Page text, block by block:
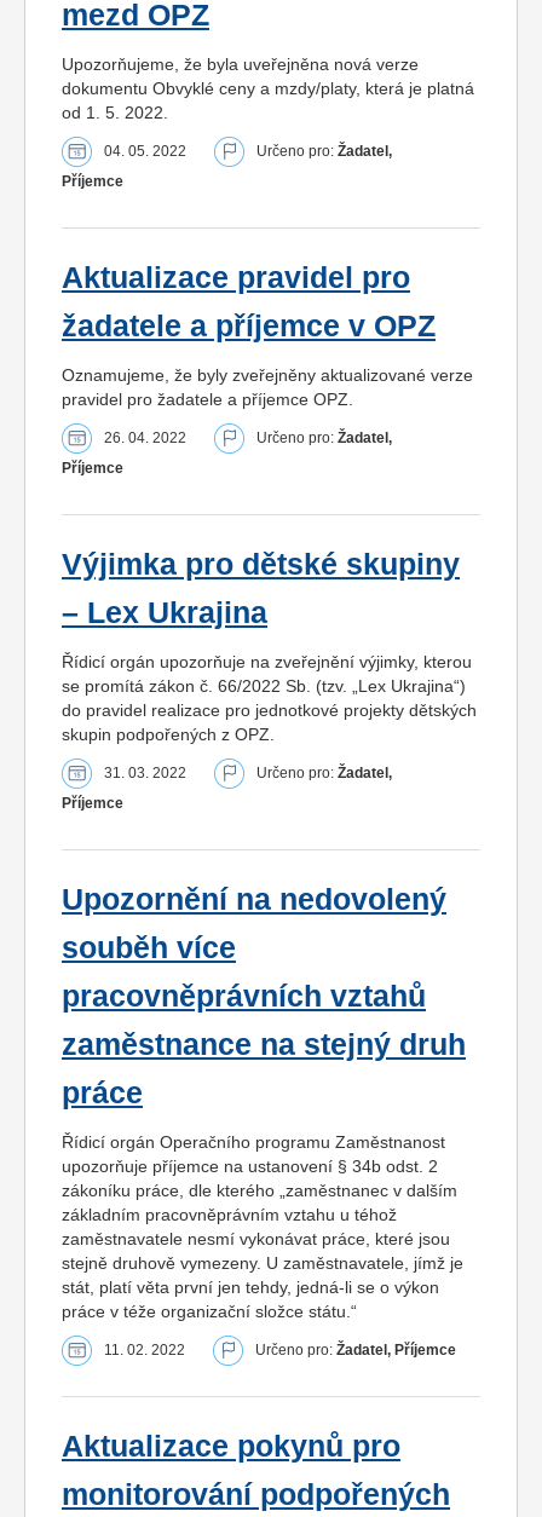
mezd OPZ
Upozorňujeme, že byla uveřejněna nová verze
dokumentu Obvyklé ceny a mzdy/platy, která je platná
od 1. 5. 2022.
04. 05. 2022 Určeno pro: Žadatel,
Příjemce
Aktualizace pravidel pro
žadatele a příjemce v OPZ
Oznamujeme, že byly zveřejněny aktualizované verze
pravidel pro žadatele a příjemce OPZ.
26. 04. 2022 Určeno pro: Žadatel,
Příjemce
Výjimka pro dětské skupiny
– Lex Ukrajina
Řídicí orgán upozorňuje na zveřejnění výjimky, kterou
se promítá zákon č. 66/2022 Sb. (tzv. „Lex Ukrajina“)
do pravidel realizace pro jednotkové projekty dětských
skupin podpořených z OPZ.
31. 03. 2022 Určeno pro: Žadatel,
Příjemce
Upozornění na nedovolený
souběh více
pracovněprávních vztahů
zaměstnance na stejný druh
práce
Řídicí orgán Operačního programu Zaměstnanost
upozorňuje příjemce na ustanovení § 34b odst. 2
zákoníku práce, dle kterého „zaměstnanec v dalším
základním pracovněprávním vztahu u téhož
zaměstnavatele nesmí vykonávat práce, které jsou
stejně druhově vymezeny. U zaměstnavatele, jímž je
stát, platí věta první jen tehdy, jedná-li se o výkon
práce v téže organizační složce státu.“
11. 02. 2022 Určeno pro: Žadatel, Příjemce
Aktualizace pokynů pro
monitorování podpořených